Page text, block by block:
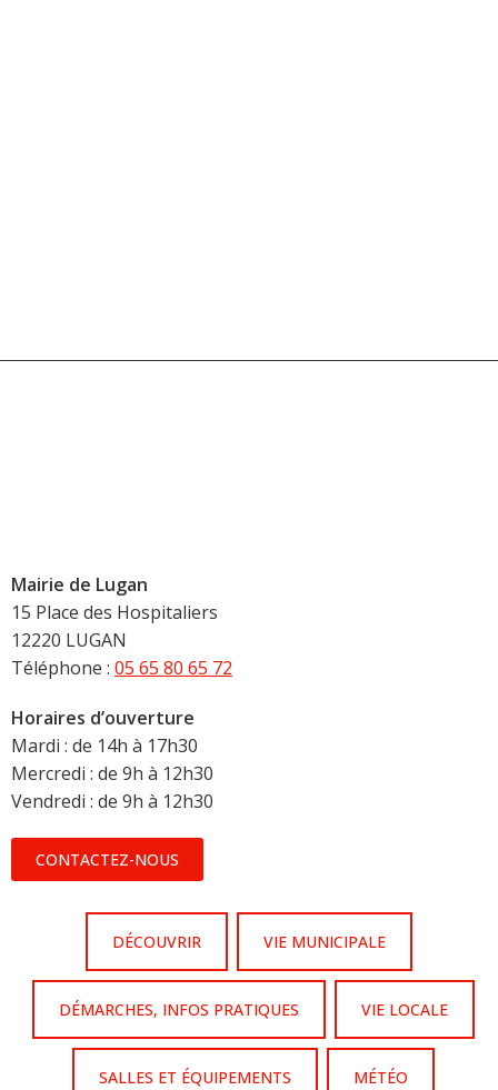
Mairie de Lugan
15 Place des Hospitaliers
12220 LUGAN
Téléphone : 05 65 80 65 72
Horaires d’ouverture
Mardi : de 14h à 17h30
Mercredi : de 9h à 12h30
Vendredi : de 9h à 12h30
CONTACTEZ-NOUS
DÉCOUVRIR VIE MUNICIPALE
DÉMARCHES, INFOS PRATIQUES VIE LOCALE
SALLES ET ÉQUIPEMENTS MÉTÉO